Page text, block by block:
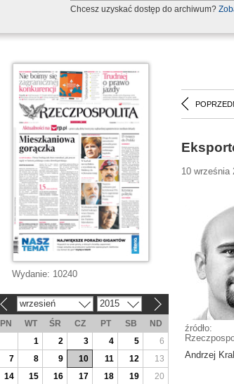
Chcesz uzyskać dostęp do archiwum?
10 września
źródło:
Andrzej
Wydanie: 10240
wrzesień 2015
PN WT ŚR CZ PT SB
ND
1
2 3 4 5
6
7
8 9 10 11 12
13
14
15 16 17 18 19
20